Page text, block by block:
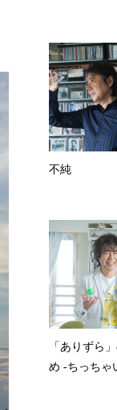
不純
「ありずら
め -ちっちゃ